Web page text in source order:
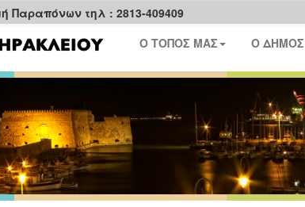
Παραπόνων τηλ : 2813-409409
Ο ΤΟΠΟΣ ΜΑΣ Ο ΔΗΜΟΣ